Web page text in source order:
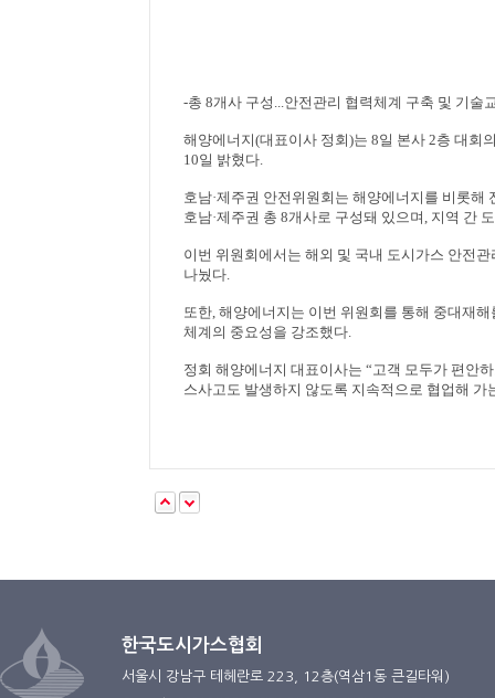
-총 8개사 구성 ...안전관리 협력체계 구축 및 기술
해양에너지(대표이사 정회)는 8일 본사 2층 대회
10일 밝혔다.
호남·제주권 안전위원회는 해양에너지를 비롯해
호남·제주권 총 8개사로 구성돼 있으며, 지역 간
이번 위원회에서는 해외 및 국내 도시가스 안전
나눴다.
또한, 해양에너지는 이번 위원회를 통해 중대재
체계의 중요성을 강조했다.
정회 해양에너지 대표이사는 “고객 모두가 편안
스사고도 발생하지 않도록 지속적으로 협업해 가
한국도시가스협회
서울시 강남구 테헤란로 223, 12층(역삼1동 큰길타워)